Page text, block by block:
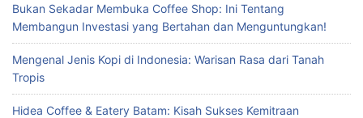
Bukan Sekadar Membuka Coffee Shop: Ini Tentang
Membangun Investasi yang Bertahan dan Menguntungkan!
Mengenal Jenis Kopi di Indonesia: Warisan Rasa dari Tanah
Tropis
Hidea Coffee & Eatery Batam: Kisah Sukses Kemitraan